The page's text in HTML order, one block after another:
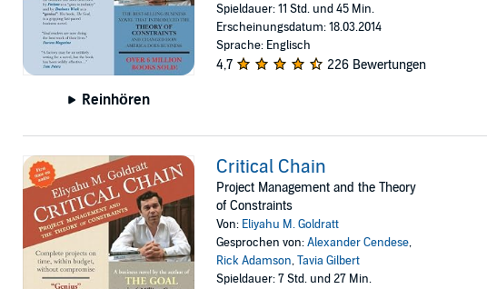
Reinhören
Spieldauer: 11 Std. und 45 Min.
Erscheinungsdatum: 18.03.2014
Sprache: Englisch
4,7 226 Bewertungen
Critical Chain
Project Management and the Theory
of Constraints
Von: Eliyahu M. Goldratt
Gesprochen von:Alexander Cendese,
Rick Adamson,Tavia Gilbert
Spieldauer: 7 Std. und 27 Min.